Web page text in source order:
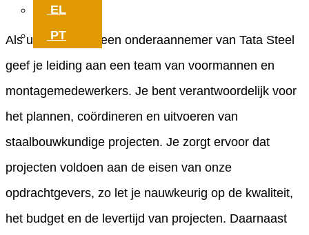
EL
PT
Als uitvoerder bij een onderaannemer van Tata Steel
geef je leiding aan een team van voormannen en
montagemedewerkers. Je bent verantwoordelijk voor
het plannen, coördineren en uitvoeren van
staalbouwkundige projecten. Je zorgt ervoor dat
projecten voldoen aan de eisen van onze
opdrachtgevers, zo let je nauwkeurig op de kwaliteit,
het budget en de levertijd van projecten. Daarnaast